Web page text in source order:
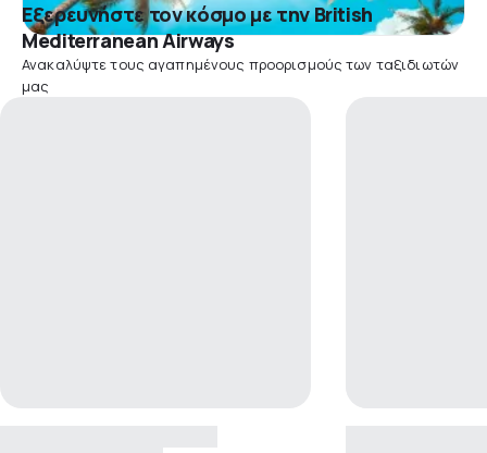
Εξερευνήστε τον κόσμο με την British
Mediterranean Airways
Ανακαλύψτε τους αγαπημένους προορισμούς των ταξιδιωτών
μας